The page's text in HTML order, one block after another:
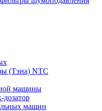
(Тэна) NTC
машины
машин